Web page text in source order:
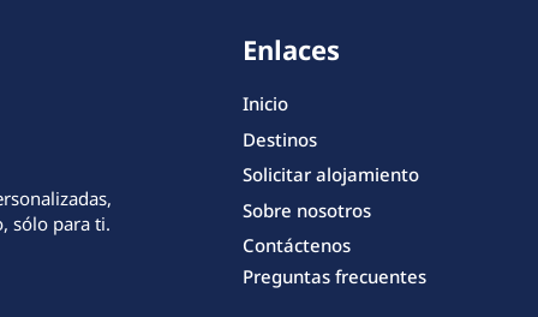
sólo para ti.
Enlaces
Inicio
Destinos
Solicitar alojamiento
Sobre nosotros
Contáctenos
Preguntas frecuentes